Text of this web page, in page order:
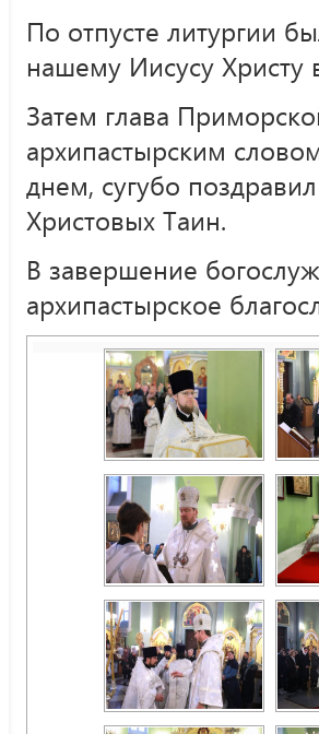
По отпусте литургии
нашему Иисусу Христу
Затем глава
архипастырским
днем, сугубо
Христовых Таин.
В завершение
архипастырское